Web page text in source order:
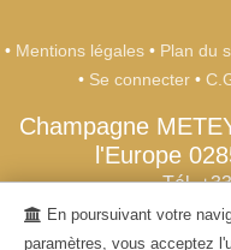
• Mentions légales • Plan du
• Se connecter •
Champagne
l'Europe
Tél.
- L'abus d'alcool est
En poursuivant votre
paramètres, vous acceptez